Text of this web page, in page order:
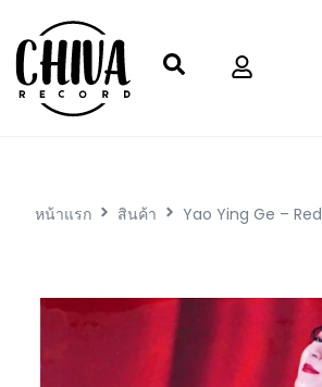
หน้าแรก สินค้า Yao Ying Ge – Red